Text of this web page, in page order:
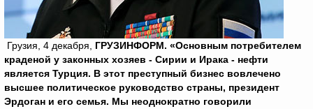
Грузия, 4 декабря,
ГРУЗИНФОРМ. «Основным потребителем
краденой у законных хозяев - Сирии и Ирака - нефти
является Турция. В этот преступный бизнес вовлечено
высшее политическое руководство страны, президент
Эрдоган и его семья. Мы неоднократно говорили